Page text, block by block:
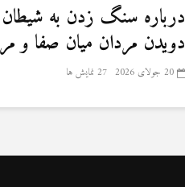
درباره سنگ زدن به
دویدن مردان میان صفا و
20 جولای 2026 27 نمایش ها